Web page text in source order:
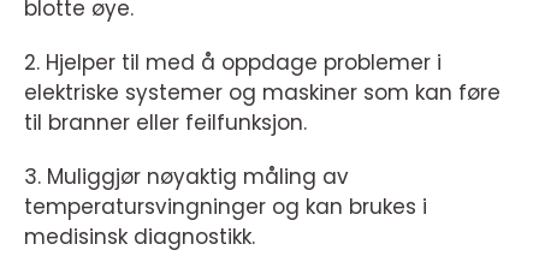
blotte øye.
2. Hjelper til med å oppdage problemer i
elektriske systemer og maskiner som kan føre
til branner eller feilfunksjon.
3. Muliggjør nøyaktig måling av
temperatursvingninger og kan brukes i
medisinsk diagnostikk.